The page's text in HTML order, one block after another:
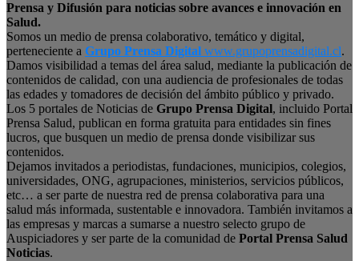
Prensa y Difusión para noticias sobre avances e innovación en
Salud.
Somos un medio de prensa colaborativo, temático y digital,
perteneciente a Grupo Prensa Digital www.grupoprensadigital.cl.
Damos visibilidad a temas del área salud, mediante la publicación de
contenidos de calidad, con una audiencia de profesionales de todas
las edades y tomadores de decisión del ámbito público y privado.
Los 5 portales de Noticias de Grupo Prensa Digital, incluido Portal
Prensa Salud, publican en forma gratuita para entidades sin fines
lucros, que busquen un medio de prensa donde visibilizar sus
contenidos.
Dejamos invitados a periodistas, fundaciones, municipios, colegios,
universidades, ONG, agrupaciones, ministerios, servicios públicos,
etc… a ser parte de nuestra red de prensa colaborativa para una
salud más informada, sustentable e innovadora. También invitamos a
las empresas y marcas a sumarse a nuestro selecto grupo de
Auspiciadores y ser parte de la comunidad de Portal Prensa Salud
Noticias.